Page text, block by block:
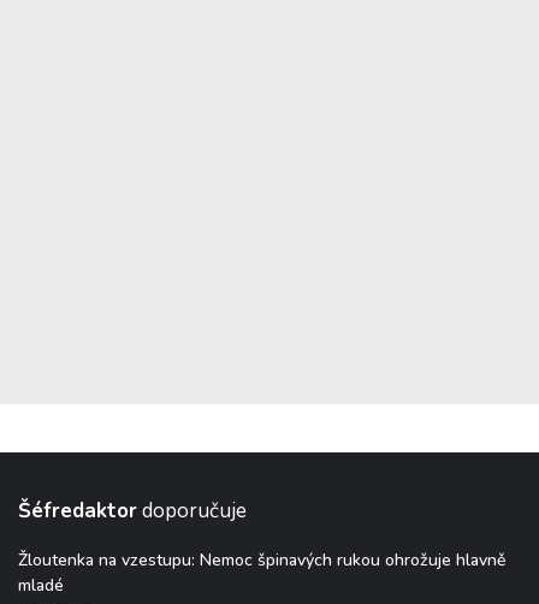
Šéfredaktordoporučuje
Žloutenka na vzestupu: Nemoc špinavých rukou ohrožuje hlavně
mladé